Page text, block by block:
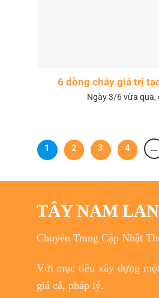
6 dòng chảy giá trị
Ngày 3/6 vừa qua,
1 2 3 4 …
TÂY NAM
Chuyên Trang Cập Nhật
Vớimục tiêu xây dựng
giá cả, pháp lý.